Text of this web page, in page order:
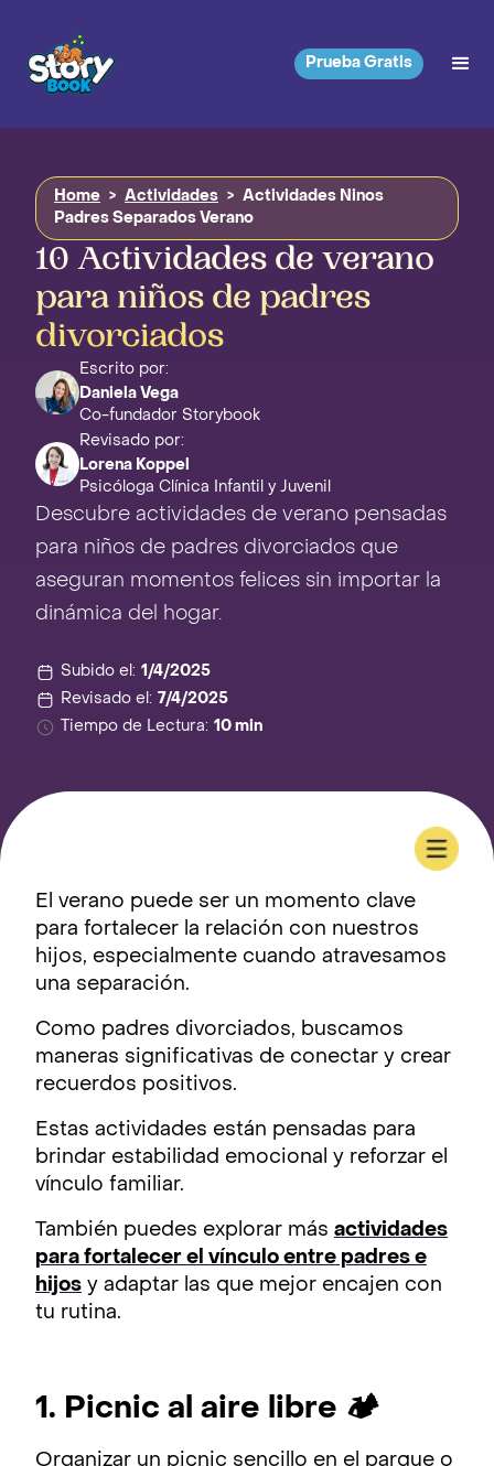
Prueba Gratis
Home > Actividades >
Actividades Ninos
Padres Separados Verano
10 Actividades de verano
para niños de padres
divorciados
Escrito por:
Daniela Vega
Co-fundador Storybook
Revisado por:
Lorena Koppel
Psicóloga Clínica Infantil y Juvenil
Descubre actividades de verano pensadas
para niños de padres divorciados que
aseguran momentos felices sin importar la
dinámica del hogar.
Subido el: 1/4/2025
Revisado el: 7/4/2025
Tiempo de Lectura: 10 min
El verano puede ser un momento clave
para fortalecer la relación con nuestros
hijos, especialmente cuando atravesamos
una separación.
Como padres divorciados, buscamos
maneras significativas de conectar y crear
recuerdos positivos.
Estas actividades están pensadas para
brindar estabilidad emocional y reforzar el
vínculo familiar.
También puedes explorar más actividades
para fortalecer el vínculo entre padres e
hijos y adaptar las que mejor encajen con
tu rutina.
1. Picnic al aire libre 🏕️
Organizar un picnic sencillo en el parque o